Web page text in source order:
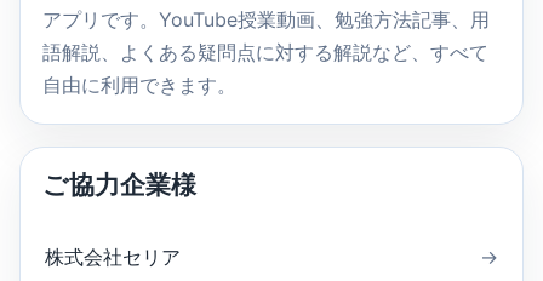
アプリです。YouTube授業動画、勉強方法記事、用
語解説、よくある疑問点に対する解説など、すべて
自由に利用できます。
ご協力企業様
株式会社セリア →